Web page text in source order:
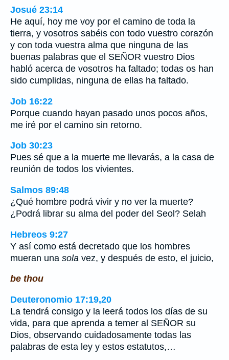
Josué 23:14
He aquí, hoy me voy por el camino de toda la
tierra, y vosotros sabéis con todo vuestro corazón
y con toda vuestra alma que ninguna de las
buenas palabras que el SEÑOR vuestro Dios
habló acerca de vosotros ha faltado; todas os han
sido cumplidas, ninguna de ellas ha faltado.
Job 16:22
Porque cuando hayan pasado unos pocos años,
me iré por el camino sin retorno.
Job 30:23
Pues sé que a la muerte me llevarás, a la casa de
reunión de todos los vivientes.
Salmos 89:48
¿Qué hombre podrá vivir y no ver la muerte?
¿Podrá librar su alma del poder del Seol? Selah
Hebreos 9:27
Y así como está decretado que los hombres
mueran una sola vez, y después de esto, el juicio,
be thou
Deuteronomio 17:19,20
La tendrá consigo y la leerá todos los días de su
vida, para que aprenda a temer al SEÑOR su
Dios, observando cuidadosamente todas las
palabras de esta ley y estos estatutos,…